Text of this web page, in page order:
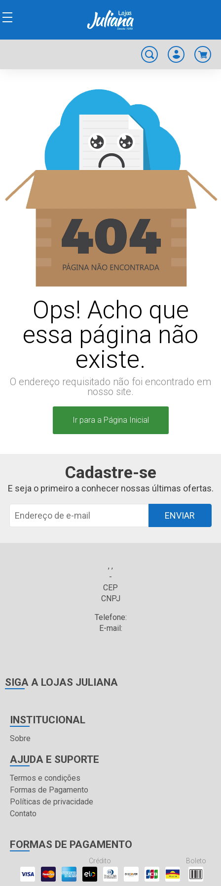
Ops! Acho que
essa página não
existe.
O endereço requisitado não foi encontrado em
nosso site.
Ir para a Página Inicial
Cadastre-se
E seja o primeiro a conhecer nossas últimas ofertas.
ENVIAR
, ,
-
CEP
CNPJ
Telefone:
E-mail:
SIGA A LOJAS JULIANA
INSTITUCIONAL
Sobre
AJUDA E SUPORTE
Termos e condições
Formas de Pagamento
Políticas de privacidade
Contato
FORMAS DE PAGAMENTO
Crédito Boleto